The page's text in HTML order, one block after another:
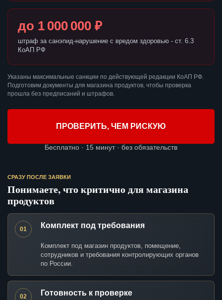
до 1 000 000 ₽
штраф за санэпид-нарушение с вредом здоровью - ст. 6.3
КоАП РФ
Указаны максимальные санкции по действующей редакции КоАП РФ.
Подготовим документы для магазина продуктов, чтобы проверка
прошла без предписаний и штрафов.
ПРОВЕРИТЬ, ЧЕМ РИСКУЮ
Бесплатно · 15 минут · без обязательств
СРАЗУ ПОСЛЕ ЗАЯВКИ
Понимаете, что критично для магазина
продуктов
01 Комплект под требования
Комплект под магазин продуктов, помещение,
сотрудников и требования контролирующих органов
по России.
02 Готовность к проверке